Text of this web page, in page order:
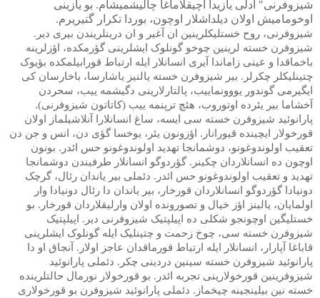
شیزوفرنی" آدلی یازیدا آچیقلاماغا چالیشمیشام. بو یازینی
اوخومامیش اولان دیلداشلار اوچون، بوردا تکرار گتیریرم.
شیزوفرنی، روح خستلیکلرینین ان آغیر و ان درینلریندن بیری دیر.
شیزوفرن خسته لرینین چوخو گونلوک ایشلرینی گؤرمکده، اؤزلرینه
باخماقدا و عینی زاماندا آیری انسانلار ایله ارتباط قورابیلمکده بؤیوک
چتینلیکلر چکرلر. بیر شیزوفرن خسته یالنیز یاشارسا، باخارسان کی
ایگیرمی گوندور یووونماییب، پالتارلارینی دگیشمه ییب، سحردن
آخشاما بیر یئرده اوتوروب، هئچ ترپنمه ییب (کاتاتون شیزوفرنی).
پارانوئید شیزوفرن خسته سی ایسه، ساغ انسانلارا آنلاشیلماز اولان
قورخولار ایچینده قیورانار. اؤزونون یئر، یوخسا گؤی دن، انس و جن دن
تعقیب اولوندوغونو، دوشمانجا تهدید اولوندوغونو حس ائدر. بونون
اوچون ده انسانلاردان چکینر. گؤردوگو انسانلار طرفیندن دوشمانجا
تهدید و تعقیب اولوندوغونو حس ائدر. دئملی بیر یاندان رئال، گرچک
دونیادا گؤردوگو انسانلاردان قورخار، بیر یاندان دا رئال دونیادا وار
اولمایان، یالینز اؤز خیال و تصورونده اولان وارلیقلاردان قورخار. بو
خستلیگین اوچونجو شکلی ده اپیلپتیک شیزوفرنی دیر. اپیلپتیک
شیزوفرن خسته سی، چوخ زحمت و چتینلیک ایله گونلوک ایشلرینی
قاباغا آپارار، انسانلار ایله ارتباط قورماقدان عاجز اولار. آنجاق او دا
پارانوئید شیزوفرن خسته سینین دردینی چکر. دئملی پارانوئید
شیزوفرینین قورخولارینی تجربه ائدر. بو قورخولار نورمال حالتلرینده
خسته نین بیلینجینه چیخماز. دئملی پارانوئید شیزوفرن بو قورخولاری